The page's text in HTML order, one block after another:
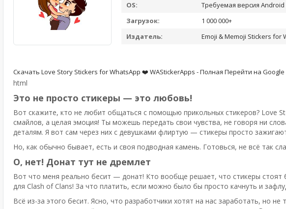
OS:
Требуемая версия
Загрузок:
1 000 000+
Издатель:
Emoji & Memoji Stickers for
Скачать Love Story Stickers for WhatsApp ❤️ WAStickerApps - Полная Перейти на Google
html
Это не просто стикеры — это любовь!
Вот скажите, кто не любит общаться с помощью прикольных стикеров? Love
смайлов, а целая эмоция! Ты можешь передать свои чувства, не говоря ни
деталям. Я вот сам через них с девушками флиртую — стикеры просто
Но, как обычно бывает, есть и своя подводная камень. Готовься, не всё так
О, нет! Донат тут не дремлет
Вот что меня реально бесит — донат! Кто вообще решает, что стикеры
для Clash of Clans! За что платить, если можно было бы просто качнуть и
Всё из-за этого бесит. Ясно, что разработчики хотят на нас заработать, но